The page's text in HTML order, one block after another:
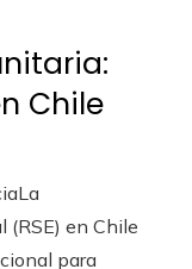
Chile
(RSE) en Chile
para